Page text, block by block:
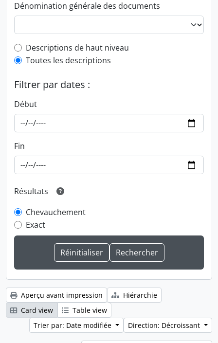
Dénomination générale des documents
Top-level description filter
Descriptions de haut niveau
Toutes les descriptions
Filtrer par dates :
Début
Fin
Résultats
Chevauchement
Exact
Aperçu avant impression
Hiérarchie
Card view
Table view
Trier par: Date modifiée
Direction: Décroissant